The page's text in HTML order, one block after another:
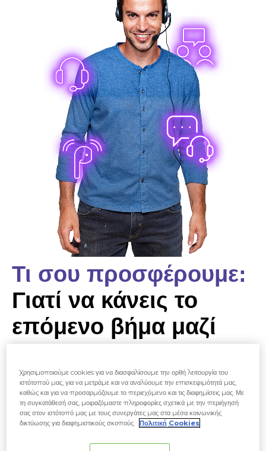
Τι σου προσφέρουμε:
Γιατί να κάνεις το
επόμενο βήμα μαζί
Σύγχρονο & Πολυεθνικό Περιβάλλον –
Γίνεσαι μέρος ενός δυναμικού,
Χρησιμοποιούμε cookies για να διασφαλίσουμε την ορθή λειτουργία του
ιστότοπού μας, για να μετράμε και να αναλύουμε την επισκεψιμότητά μας,
καθώς και για να προσαρμόζουμε το περιεχόμενο και τις διαφημίσεις μας. Με
τη συγκατάθεσή σας, μοιραζόμαστε πληροφορίες σχετικά με την περιήγησή
σας στον ιστότοπό μας με τους συνεργάτες μας στα μέσα κοινωνικής
δικτύωσης για διαφημιστικούς σκοπούς.
Πολιτική Cookies